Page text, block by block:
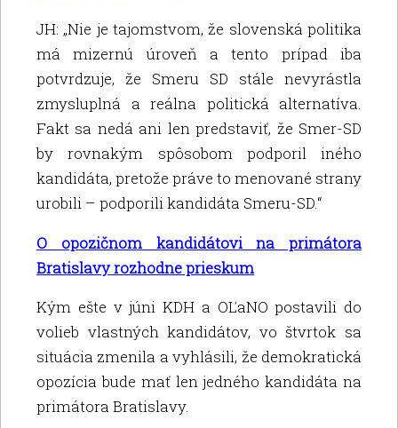
JH: „Nie je tajomstvom, že slovenská politika
má mizernú úroveň a tento prípad iba
potvrdzuje, že Smeru SD stále nevyrástla
zmysluplná a reálna politická alternatíva.
Fakt sa nedá ani len predstaviť, že Smer-SD
by rovnakým spôsobom podporil iného
kandidáta, pretože práve to menované strany
urobili – podporili kandidáta Smeru-SD.“
O opozičnom kandidátovi na primátora
Bratislavy rozhodne prieskum
Kým ešte v júni KDH a OĽaNO postavili do
volieb vlastných kandidátov, vo štvrtok sa
situácia zmenila a vyhlásili, že demokratická
opozícia bude mať len jedného kandidáta na
primátora Bratislavy.